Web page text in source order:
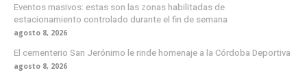
Eventos masivos: estas son las zonas habilitadas de
estacionamiento controlado durante el fin de semana
agosto 8, 2026
El cementerio San Jerónimo le rinde homenaje a la Córdoba Deportiva
agosto 8, 2026